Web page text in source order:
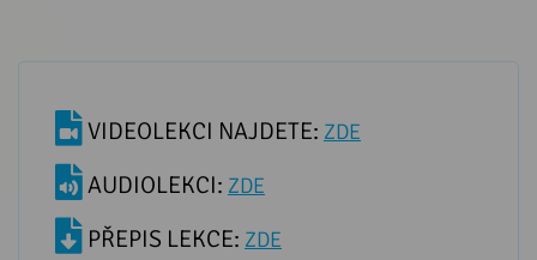
VIDEOLEKCI NAJDETE: ZDE
AUDIOLEKCI: ZDE
PŘEPIS LEKCE: ZDE